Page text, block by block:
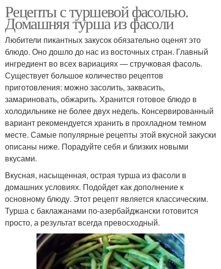
Рецепты с туршевой фасолью.
Домашняя турша из фасоли
Любители пикантных закусок обязательно оценят это
блюдо. Оно дошло до нас из восточных стран. Главный
ингредиент во всех вариациях — стручковая фасоль.
Существует большое количество рецептов
приготовления: можно засолить, заквасить,
замариновать, обжарить. Хранится готовое блюдо в
холодильнике не более двух недель. Консервированный
вариант рекомендуется хранить в прохладном темном
месте. Самые популярные рецепты этой вкусной закуски
описаны ниже. Порадуйте себя и близких новыми
вкусами.
Вкусная, насыщенная, острая турша из фасоли в
домашних условиях. Подойдет как дополнение к
основному блюду. Этот рецепт является классическим.
Турша с баклажанами по-азербайджански готовится
просто, а результат всегда превосходный.